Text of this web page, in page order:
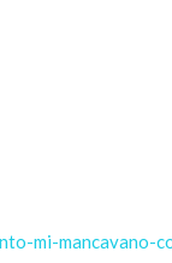
mi-mancavano-